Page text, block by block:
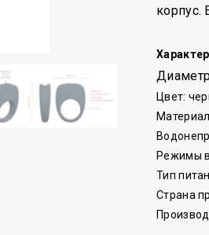
корпус.
Цвет:
Режимы
Тип
Страна